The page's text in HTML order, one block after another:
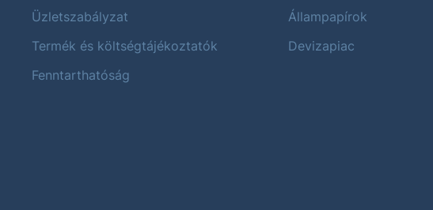
Üzletszabályzat
Termék és költségtájékoztatók
Fenntarthatóság
Állampapírok
Devizapiac